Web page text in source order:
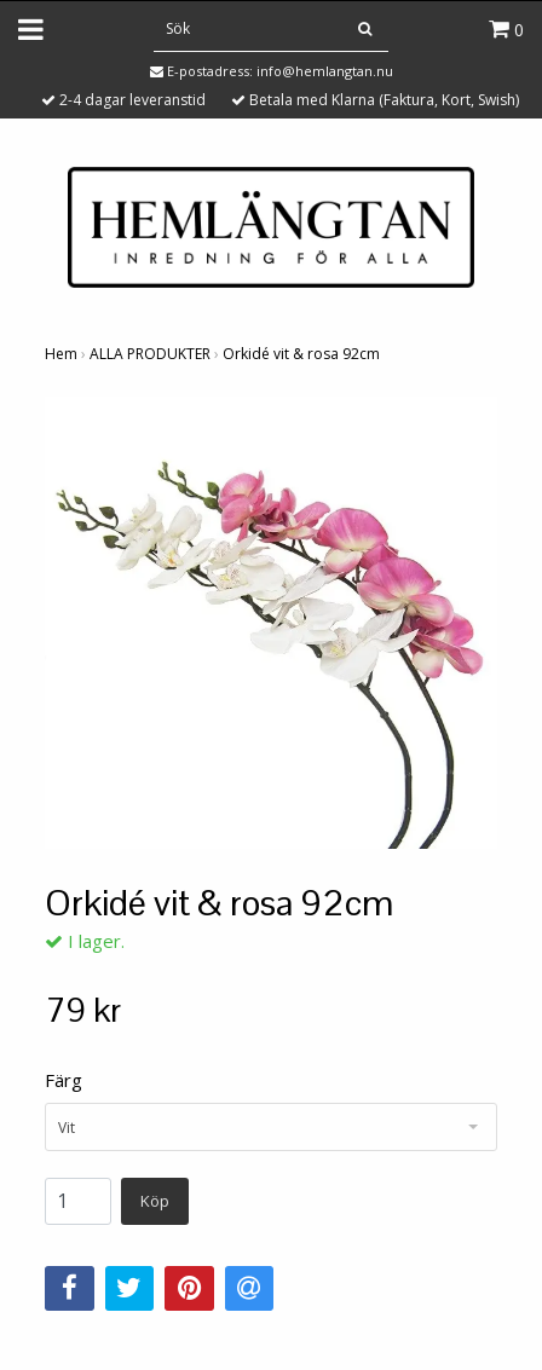
0
E-postadress: info@hemlangtan.nu
2-4 dagar leveranstid Betala med Klarna (Faktura, Kort, Swish)
Hem › ALLA PRODUKTER› Orkidé vit & rosa 92cm
Orkidé vit & rosa 92cm
I lager.
79 kr
Färg
Vit
Köp